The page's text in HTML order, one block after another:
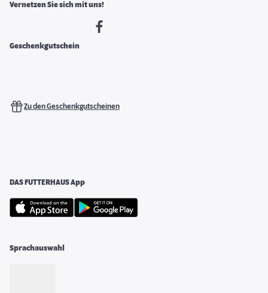
Vernetzen Sie sich mit uns!
Geschenkgutschein
Zu den Geschenkgutscheinen
DAS FUTTERHAUS App
Sprachauswahl